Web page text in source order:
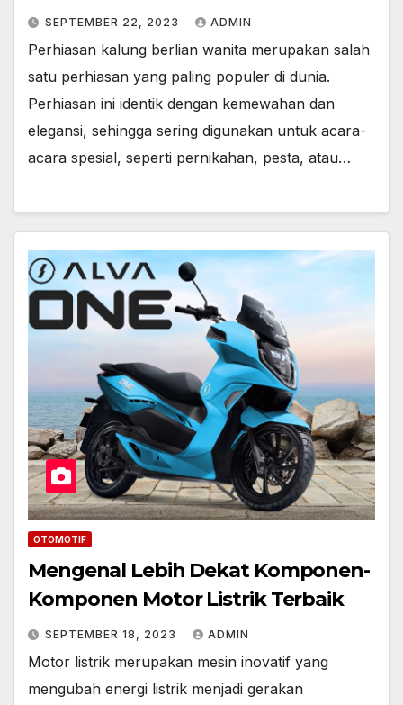
SEPTEMBER 22, 2023 ADMIN
Perhiasan kalung berlian wanita merupakan salah
satu perhiasan yang paling populer di dunia.
Perhiasan ini identik dengan kemewahan dan
elegansi, sehingga sering digunakan untuk acara-
acara spesial, seperti pernikahan, pesta, atau…
OTOMOTIF
Mengenal Lebih Dekat Komponen-
Komponen Motor Listrik Terbaik
SEPTEMBER 18, 2023 ADMIN
Motor listrik merupakan mesin inovatif yang
mengubah energi listrik menjadi gerakan